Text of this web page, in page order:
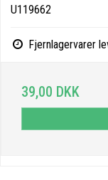
U119662
Fjernlagervarer
39,00 DKK